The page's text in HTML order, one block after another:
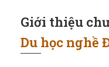
Giới thiệu
Du học nghề